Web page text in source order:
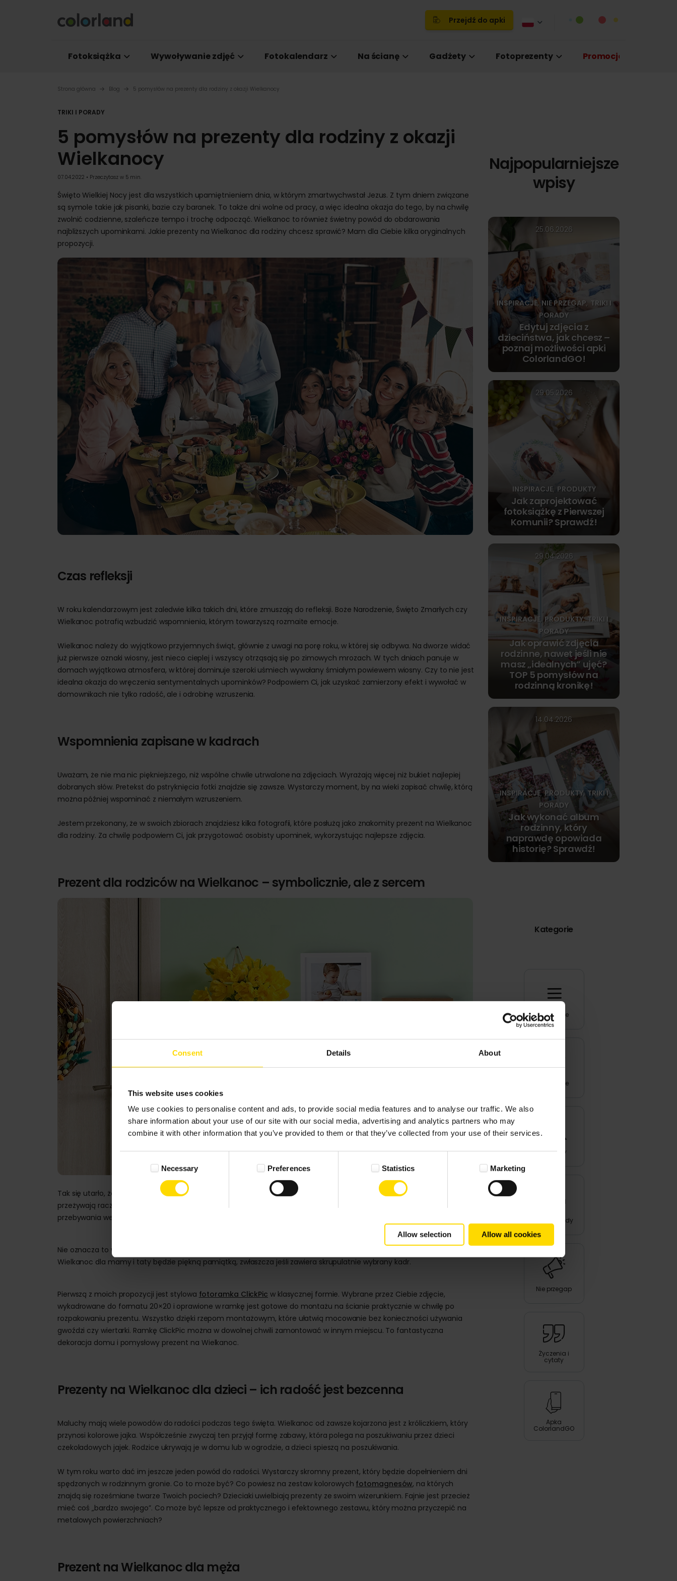
Consent Details About
This website uses cookies
We use cookies to personalise content and ads, to provide social media features and to analyse our traffic. We also
share information about your use of our site with our social media, advertising and analytics partners who may
combine it with other information that you’ve provided to them or that they’ve collected from your use of their services.
Necessary Preferences Statistics Marketing
Allow selection Allow all cookies
Przejdź do apki
Fotoksiążka Wywoływanie zdjęć Fotokalendarz Na ścianę Gadżety Fotoprezenty Promocje
Strona główna Blog 5 pomysłów na prezenty dla rodziny z okazji Wielkanocy
TRIKI I PORADY
5 pomysłów na prezenty dla rodziny z okazji
Wielkanocy
07.04.2022 • Przeczytasz w 5 min.
Święto Wielkiej Nocy jest dla wszystkich upamiętnieniem dnia, w którym zmartwychwstał Jezus. Z tym dniem związane
są symole takie jak pisanki, bazie czy baranek. To także dni wolne od pracy, a więc idealna okazja do tego, by na chwilę
zwolnić codzienne, szaleńcze tempo i trochę odpocząć. Wielkanoc to również świetny powód do obdarowania
najbliższych upominkami. Jakie prezenty na Wielkanoc dla rodziny chcesz sprawić? Mam dla Ciebie kilka oryginalnych
propozycji.
Czas refleksji
W roku kalendarzowym jest zaledwie kilka takich dni, które zmuszają do refleksji. Boże Narodzenie, Święto Zmarłych czy
Wielkanoc potrafią wzbudzić wspomnienia, którym towarzyszą rozmaite emocje.
Wielkanoc należy do wyjątkowo przyjemnych świąt, głównie z uwagi na porę roku, w której się odbywa. Na dworze widać
już pierwsze oznaki wiosny, jest nieco cieplej i wszyscy otrząsają się po zimowych mrozach. W tych dniach panuje w
domach wyjątkowa atmosfera, w której dominuje szeroki uśmiech wywołany śmiałym powiewem wiosny. Czy to nie jest
idealna okazja do wręczenia sentymentalnych upominków? Podpowiem Ci, jak uzyskać zamierzony efekt i wywołać w
domownikach nie tylko radość, ale i odrobinę wzruszenia.
Wspomnienia zapisane w kadrach
Uważam, że nie ma nic piękniejszego, niż wspólne chwile utrwalone na zdjęciach. Wyrażają więcej niż bukiet najlepiej
dobranych słów. Pretekst do pstryknięcia fotki znajdzie się zawsze. Wystarczy moment, by na wieki zapisać chwilę, którą
można później wspominać z niemałym wzruszeniem.
Jestem przekonany, że w swoich zbiorach znajdziesz kilka fotografii, które posłużą jako znakomity prezent na Wielkanoc
dla rodziny. Za chwilę podpowiem Ci, jak przygotować osobisty upominek, wykorzystując najlepsze zdjęcia.
Prezent dla rodziców na Wielkanoc – symbolicznie, ale z sercem
Tak się utarło, że z okazji świąt Wielkiej Nocy wręczane podarunki mają symboliczny charakter. Członkowie rodziny
przeżywają raczej te dni w sferze duchowej. Prezenty grają tu mniej ważną rolę, bo liczy się przede wszystkim możliwość
przebywania we własnym gronie.
Nie oznacza to wcale, że trzeba rezygnować z przyjemności obdarowywania najbliższych. Wręcz przeciwnie, prezent na
Wielkanoc dla mamy i taty będzie piękną pamiątką, zwłaszcza jeśli zawiera skrupulatnie wybrany kadr.
Pierwszą z moich propozycji jest stylowa fotoramka ClickPic w klasycznej formie. Wybrane przez Ciebie zdjęcie,
wykadrowane do formatu 20×20 i oprawione w ramkę jest gotowe do montażu na ścianie praktycznie w chwilę po
rozpakowaniu prezentu. Wszystko dzięki rzepom montażowym, które ułatwią mocowanie bez konieczności używania
gwoździ czy wiertarki. Ramkę ClickPic można w dowolnej chwili zamontować w innym miejscu. To fantastyczna
dekoracja domu i pomysłowy prezent na Wielkanoc.
Prezenty na Wielkanoc dla dzieci – ich radość jest bezcenna
Maluchy mają wiele powodów do radości podczas tego święta. Wielkanoc od zawsze kojarzona jest z króliczkiem, który
przynosi kolorowe jajka. Współcześnie zwyczaj ten przyjął formę zabawy, która polega na poszukiwaniu przez dzieci
czekoladowych jajek. Rodzice ukrywają je w domu lub w ogrodzie, a dzieci spieszą na poszukiwania.
W tym roku warto dać im jeszcze jeden powód do radości. Wystarczy skromny prezent, który będzie dopełnieniem dni
spędzonych w rodzinnym gronie. Co to może być? Co powiesz na zestaw kolorowych fotomagnesów, na których
znajdą się roześmiane twarze Twoich pociech? Dzieciaki uwielbiają prezenty ze swoim wizerunkiem. Fajnie jest przecież
mieć coś „bardzo swojego”. Co może być lepsze od praktycznego i efektownego zestawu, który można przyczepić na
metalowych powierzchniach?
Prezent na Wielkanoc dla męża
Najpopularniejsze
wpisy
25.06.2026
INSPIRACJE, NIE PRZEGAP TRIKI I
PORADY
Edytuj zdjęcia z
dzieciństwa, jak chcesz –
poznaj możliwości apki
ColorlandGO!
29.05.2026
INSPIRACJE, PRODUKTY
Jak zaprojektować
fotoksiążkę z Pierwszej
Komunii? Sprawdź!
29.04.2026
INSPIRACJE ,PRODUKTY,TRIKI I
PORADY
Jak oprawić zdjęcia
rodzinne, nawet jeśli nie
masz „idealnych” ujęć?
TOP 5 pomysłów na
rodzinną kronikę!
14.04.2026
INSPIRACJE,PRODUKTY, TRIKI I
PORADY
Jak wykonać album
rodzinny, który
naprawdę opowiada
historię? Sprawdź!
Kategorie
Wszystkie
Inspiracje
Produkty
Triki i porady
Nie przegap
Życzenia i
cytaty
Apka
ColorlandGO